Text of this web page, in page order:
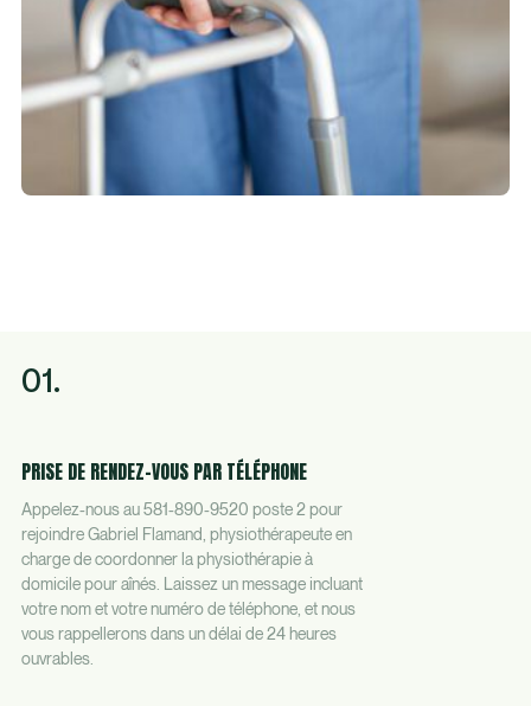
01.
PRISE DE RENDEZ-VOUS PAR TÉLÉPHONE
Appelez-nous au 581-890-9520 poste 2 pour
rejoindre Gabriel Flamand, physiothérapeute en
charge de coordonner la physiothérapie à
domicile pour aînés. Laissez un message incluant
votre nom et votre numéro de téléphone, et nous
vous rappellerons dans un délai de 24 heures
ouvrables.